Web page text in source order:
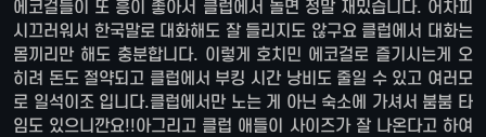
에코걸들이 또 흥이 좋아서 클럽에서 놀면 정말 재밌습니다. 어차피
시끄러워서 한국말로 대화해도 잘 들리지도 않구요 클럽에서 대화는
몸끼리만 해도 충분합니다. 이렇게 호치민 에코걸로 즐기시는게 오
히려 돈도 절약되고 클럽에서 부킹 시간 낭비도 줄일 수 있고 여러모
로 일석이조 입니다.클럽에서만 노는 게 아닌 숙소에 가셔서 붐붐 타
임도 있으니깐요!!아그리고 클럽 애들이 사이즈가 잘 나온다고 하여